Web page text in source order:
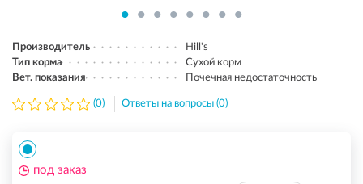
Производитель
Hill's
Тип корма
Сухой корм
Вет. показания
Почечная недостаточность
(0) Ответы на вопросы (0)
под заказ